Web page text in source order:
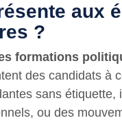
aux
?
formations
des candidats à
sans étiquette,
ou des